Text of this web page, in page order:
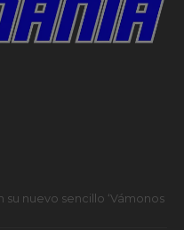
nuevo sencillo ‘Vámonos